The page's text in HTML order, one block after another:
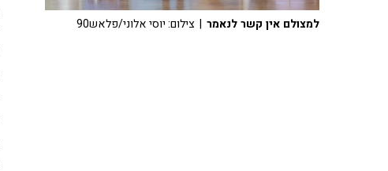
למצולם אין קשר לנאמר | צילום: יוסי אלוני/פלאש90